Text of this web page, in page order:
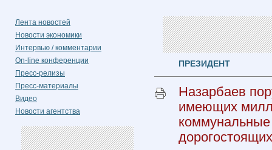
Лента новостей
Новости экономики
Интервью / комментарии
On-line конференции
Пресс-релизы
Пресс-материалы
Видео
Новости агентства
ПРЕЗИДЕНТ
Назарбаев
имеющих
коммунальные